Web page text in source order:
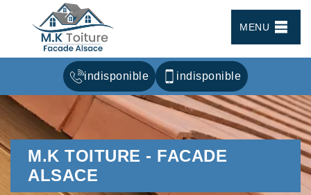
MENU
indisponible indisponible
M.K TOITURE - FACADE
ALSACE